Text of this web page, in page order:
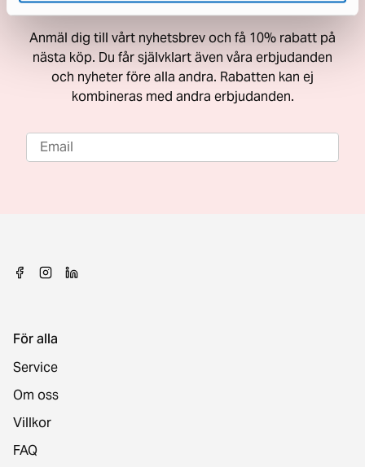
Anmäl dig till vårt nyhetsbrev och få 10% rabatt på
nästa köp. Du får självklart även våra erbjudanden
och nyheter före alla andra. Rabatten kan ej
kombineras med andra erbjudanden.
För alla
Service
Om oss
Villkor
FAQ